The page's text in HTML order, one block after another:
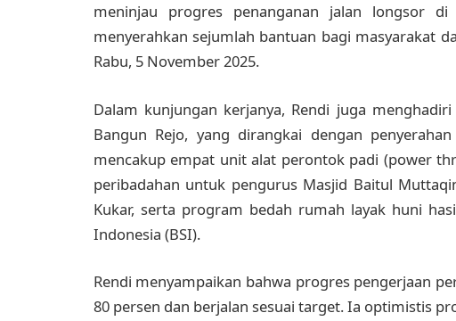
meninjau progres penanganan jalan longsor di
menyerahkan sejumlah bantuan bagi masyarakat
Rabu, 5 November 2025.
Dalam kunjungan kerjanya, Rendi juga
Bangun Rejo, yang dirangkai dengan
mencakup empat unit alat perontok padi (power
peribadahan untuk pengurus Masjid Baitul
Kukar, serta program bedah rumah layak huni
Indonesia (BSI).
Rendi menyampaikan bahwa progres pengerjaan
80 persen dan berjalan sesuai target. Ia optimistis